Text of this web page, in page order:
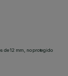
de 12 mm, no protegido